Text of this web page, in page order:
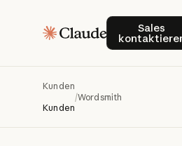
SalesSales
Kunden
Kunden
/Wordsmith